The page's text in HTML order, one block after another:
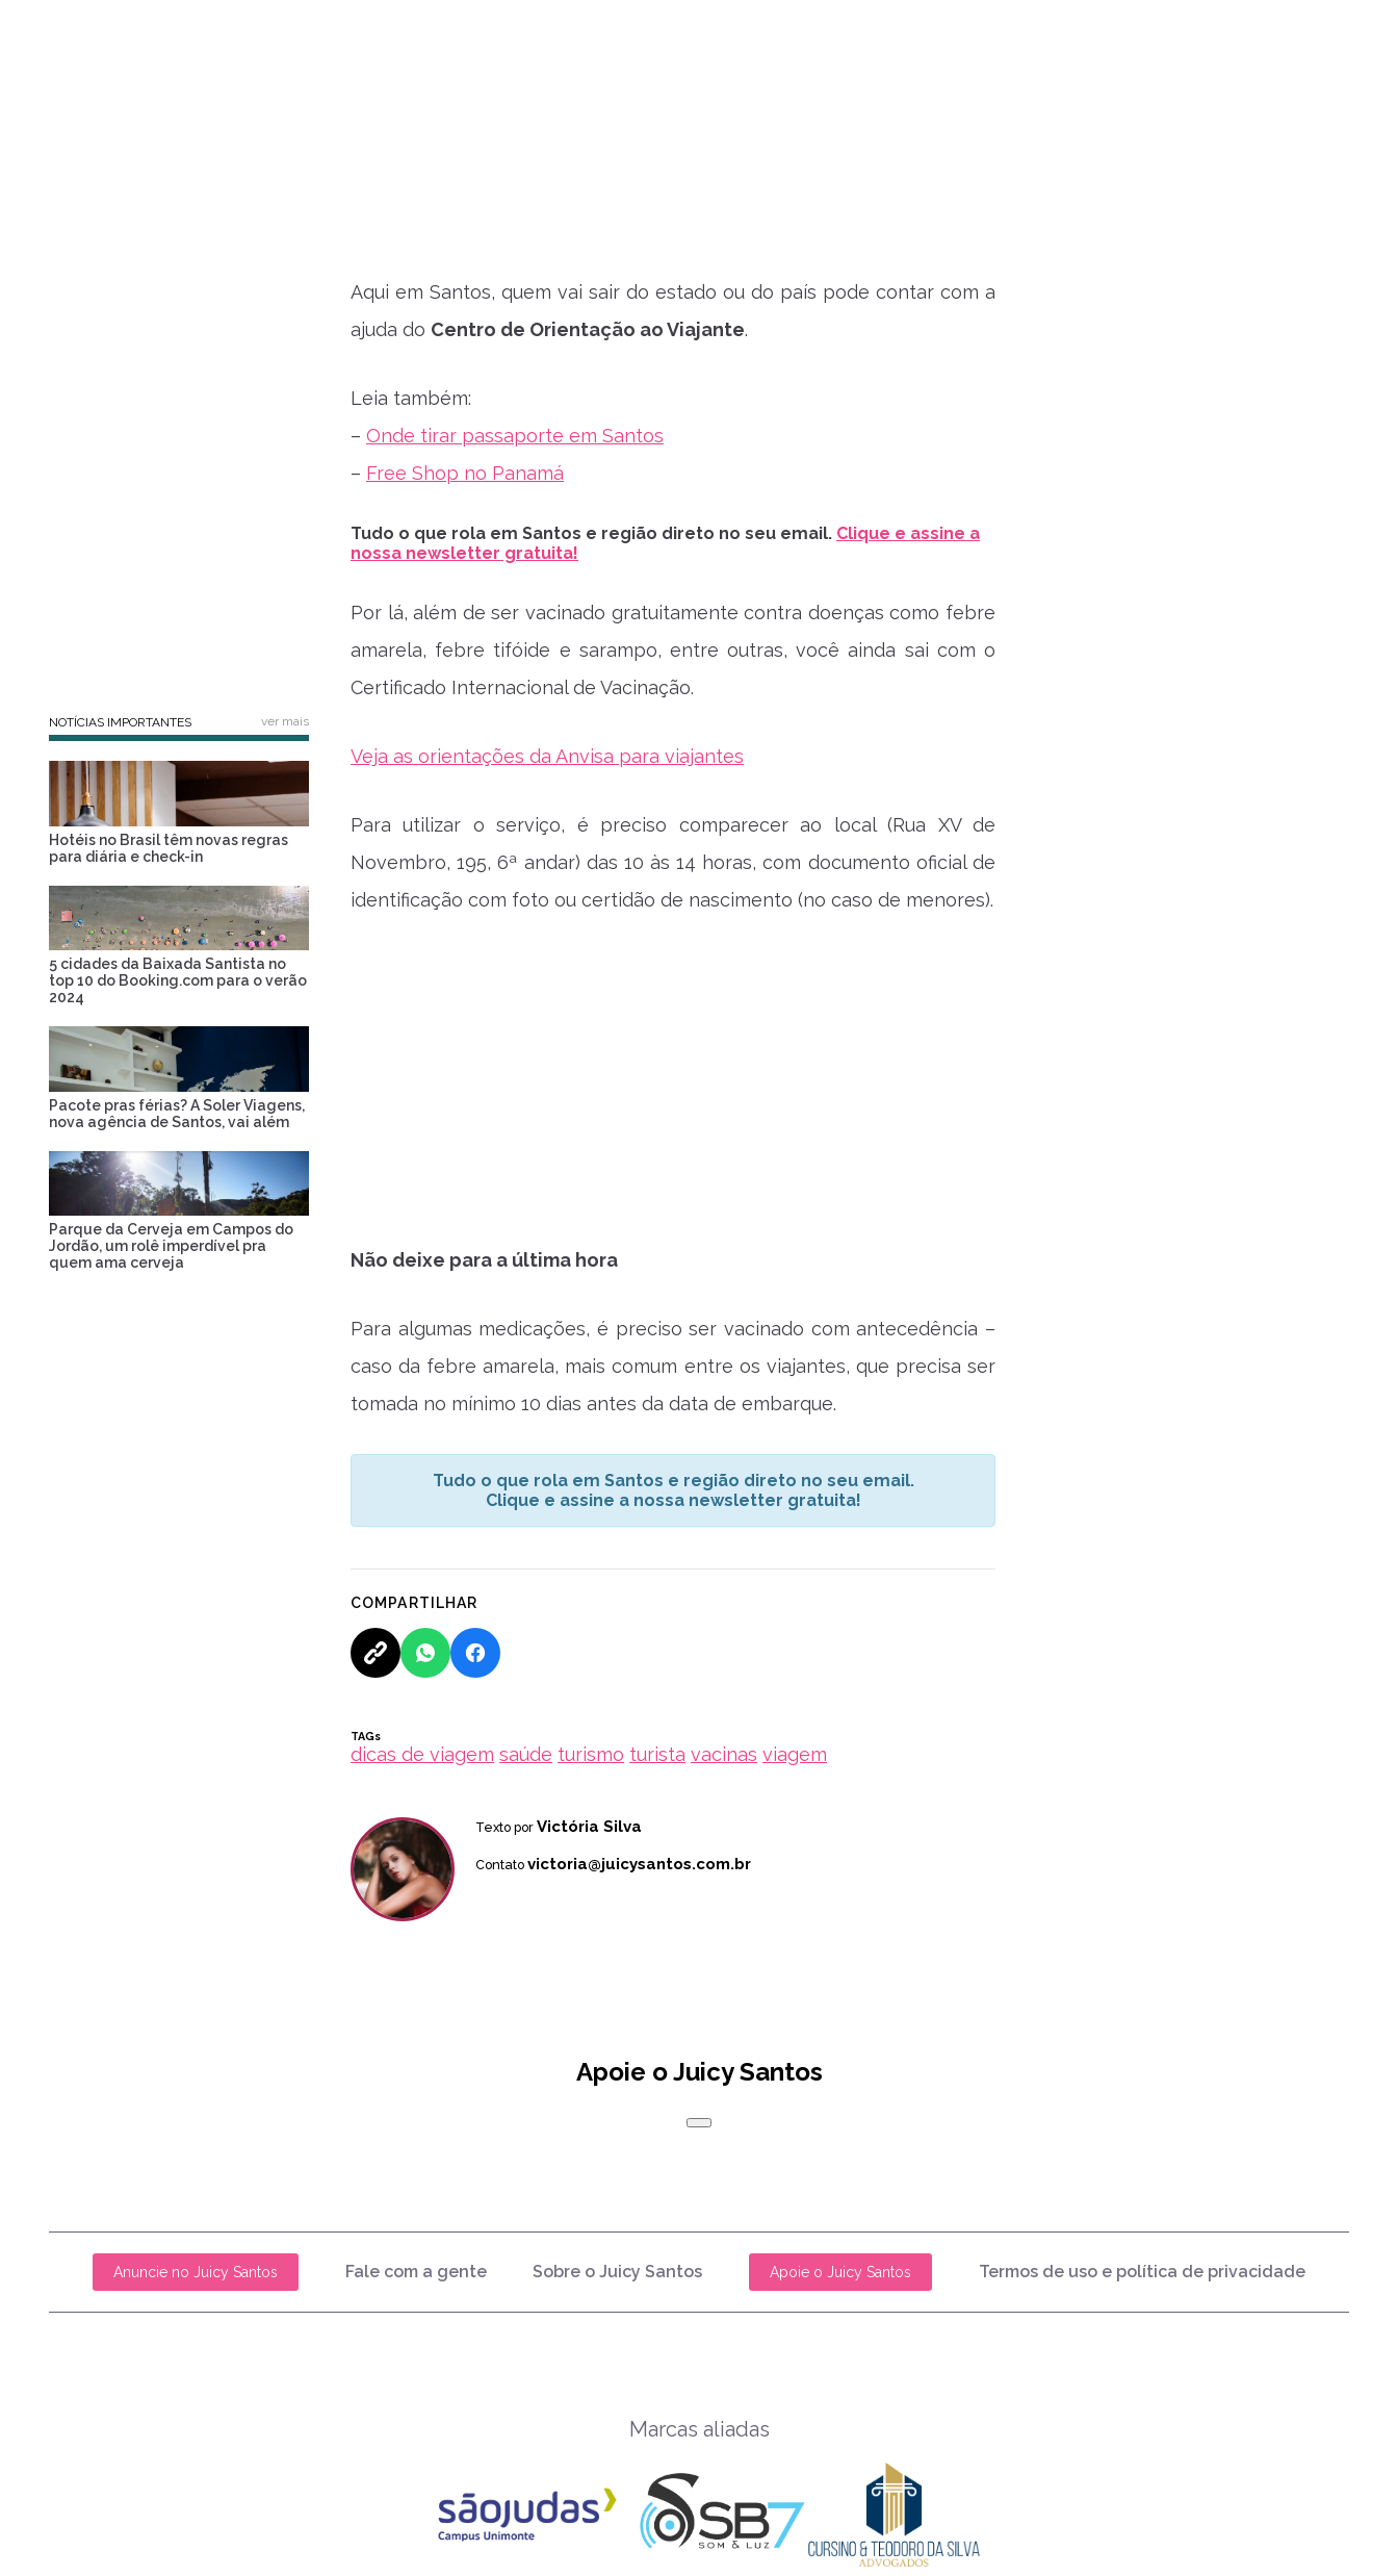
Aqui em Santos, quem vai sair do estado ou do país pode contar com a
ajuda do Centro de Orientação ao Viajante.
Leia também:
– Onde tirar passaporte em Santos
– Free Shop no Panamá
Tudo o que rola em Santos e região direto no seu email. Clique e assine a
nossa newsletter gratuita!
Por lá, além de ser vacinado gratuitamente contra doenças como febre
amarela, febre tifóide e sarampo, entre outras, você ainda sai com o
Certificado Internacional de Vacinação.
Veja as orientações da Anvisa para viajantes
Para utilizar o serviço, é preciso comparecer ao local (Rua XV de
Novembro, 195, 6ª andar) das 10 às 14 horas, com documento oficial de
identificação com foto ou certidão de nascimento (no caso de menores).
Não deixe para a última hora
Para algumas medicações, é preciso ser vacinado com antecedência –
caso da febre amarela, mais comum entre os viajantes, que precisa ser
tomada no mínimo 10 dias antes da data de embarque.
Tudo o que rola em Santos e região direto no seu email.
Clique e assine a nossa newsletter gratuita!
COMPARTILHAR
TAGs
dicas de viagem saúde turismo turista vacinas viagem
Texto por Victória Silva
Contato victoria@juicysantos.com.br
NOTÍCIAS IMPORTANTES ver mais
Hotéis no Brasil têm novas regras
para diária e check-in
5 cidades da Baixada Santista no
top 10 do Booking.com para o verão
2024
Pacote pras férias? A Soler Viagens,
nova agência de Santos, vai além
Parque da Cerveja em Campos do
Jordão, um rolê imperdível pra
quem ama cerveja
Apoie o Juicy Santos
Anuncie no Juicy Santos Fale com a gente Sobre o Juicy Santos Apoie o Juicy Santos Termos de uso e política de privacidade
Marcas aliadas